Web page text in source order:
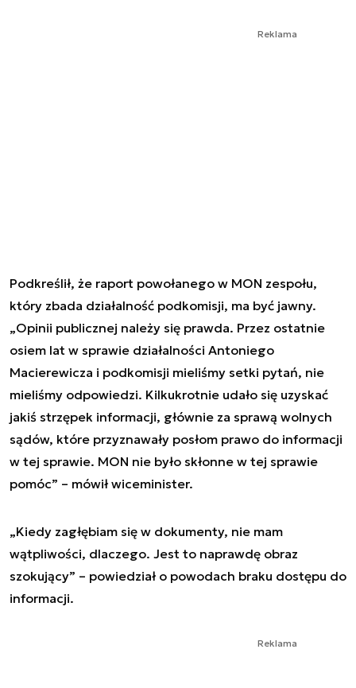
Reklama
Podkreślił, że raport powołanego w MON zespołu,
który zbada działalność podkomisji, ma być jawny.
„Opinii publicznej należy się prawda. Przez ostatnie
osiem lat w sprawie działalności Antoniego
Macierewicza i podkomisji mieliśmy setki pytań, nie
mieliśmy odpowiedzi. Kilkukrotnie udało się uzyskać
jakiś strzępek informacji, głównie za sprawą wolnych
sądów, które przyznawały posłom prawo do informacji
w tej sprawie. MON nie było skłonne w tej sprawie
pomóc” – mówił wiceminister.
„Kiedy zagłębiam się w dokumenty, nie mam
wątpliwości, dlaczego. Jest to naprawdę obraz
szokujący” – powiedział o powodach braku dostępu do
informacji.
Reklama